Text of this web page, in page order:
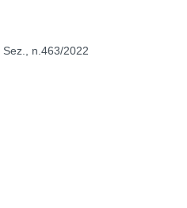
n.463/2022